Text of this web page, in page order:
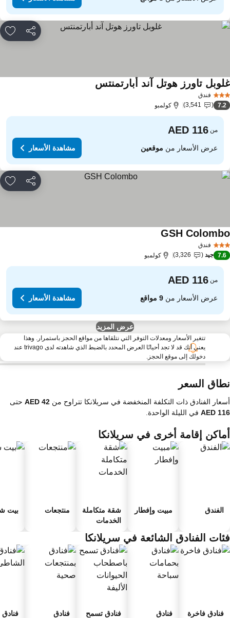
مشاركة
فندق
تاورز هوتل آند أبارتمنتسمشاهدة الأسعار
7.2
3,541 كولمبو
من
عرض الأسعار منموقعين مشاهدة الأسعار
مشاركة
فندق
GSHمشاهدة الأسعار
7.6 جيد 3,326 كولمبو
من
عرض الأسعار من9 مواقع مشاهدة الأسعار
عرض المزيد
تتغير الأسعار ومعدلات التوفر التي نتلقاها من مواقع الحجز باستمرار. وهذا
يعني أنك قد لا تجد أحيانًا العرض المحدد بالضبط الذي شاهدته لدى trivago عند
دخولك إلى موقع الحجز.
السعر
الفنادق ذات التكلفة المنخفضة في سريلانكا تتراوح من
حتى
في الليلة الواحدة.
إقامة أخرى في سريلانكا
الفندق مبيت وإفطار
شقة متكاملة
الخدمات
منتجعات بيت
الفنادق الشائعة في سريلانكا
فنادق فاخرة
فنادق
فنادق تسمح
فنادق
فنادق